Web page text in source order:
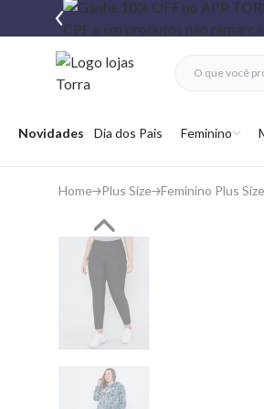
Abrir menu
Novidades Dia dos Pais Feminino
fechar menu
fechar menu
favoritos
Home Plus Size Feminino Plus Size